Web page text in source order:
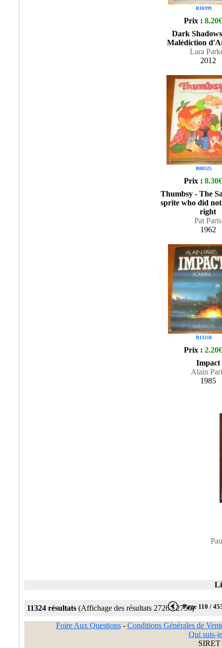
R10399
Prix : 8.20€
Dark
Malédiction
Lara
2012
R08325
Prix : 8.30€
Thumbsy - The
sprite who did
right
Pat Paris
1962
R13218
Prix : 2.20€
Impact
Alain
1985
11324 résultats (Affichage des résultats 2726 - 2750)Page 110 /
Foire Aux Questions- Conditions Générales de
Qui suis-
SIRET